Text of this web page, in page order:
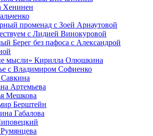
Хенинен
променад с Зоей Арнаутовой
с Лидией Винокуровой
Берег без пафоса с Александрой
мысли» Кирилла Олюшкина
с Владимиром Софиенко
Артемьева
Мешкова
Берштейн
Габалова